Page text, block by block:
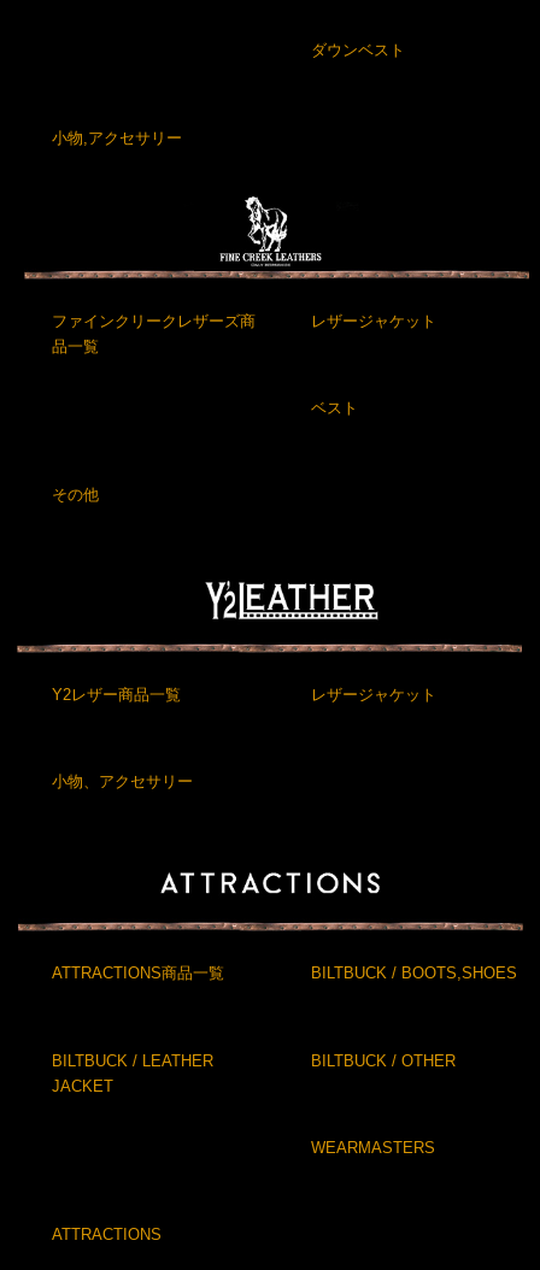
ダウンベスト
小物,アクセサリー
ファインクリークレザーズ商
品一覧
レザージャケット
ベスト
その他
Y2レザー商品一覧 レザージャケット
小物、アクセサリー
ATTRACTIONS商品一覧 BILTBUCK / BOOTS,SHOES
BILTBUCK / LEATHER
JACKET
BILTBUCK / OTHER
WEARMASTERS
ATTRACTIONS